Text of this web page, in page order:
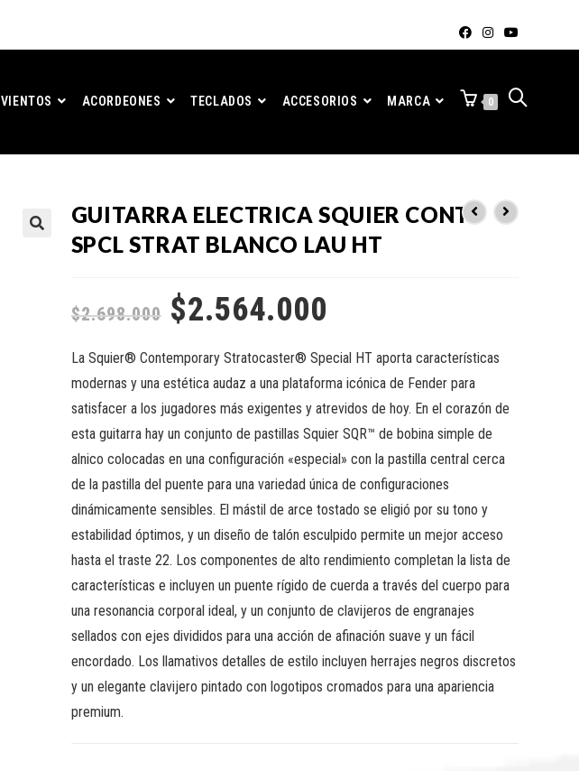
VIENTOS ACORDEONES TECLADOS ACCESORIOS MARCA 0
GUITARRA ELECTRICA SQUIER CONT
SPCL STRAT BLANCO LAU HT
$2.698.000 $2.564.000
La Squier® Contemporary Stratocaster® Special HT aporta características
modernas y una estética audaz a una plataforma icónica de Fender para
satisfacer a los jugadores más exigentes y atrevidos de hoy. En el corazón de
esta guitarra hay un conjunto de pastillas Squier SQR™ de bobina simple de
alnico colocadas en una configuración «especial» con la pastilla central cerca
de la pastilla del puente para una variedad única de configuraciones
dinámicamente sensibles. El mástil de arce tostado se eligió por su tono y
estabilidad óptimos, y un diseño de talón esculpido permite un mejor acceso
hasta el traste 22. Los componentes de alto rendimiento completan la lista de
características e incluyen un puente rígido de cuerda a través del cuerpo para
una resonancia corporal ideal, y un conjunto de clavijeros de engranajes
sellados con ejes divididos para una acción de afinación suave y un fácil
encordado. Los llamativos detalles de estilo incluyen herrajes negros discretos
y un elegante clavijero pintado con logotipos cromados para una apariencia
premium.